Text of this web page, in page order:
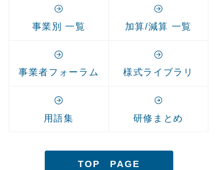
事業別 一覧 加算/減算 一覧
事業者フォーラム 様式ライブラリ
用語集 研修まとめ
TOP PAGE